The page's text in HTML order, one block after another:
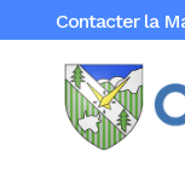
Contacter la